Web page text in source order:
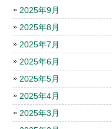
2025年9月
2025年8月
2025年7月
2025年6月
2025年5月
2025年4月
2025年3月